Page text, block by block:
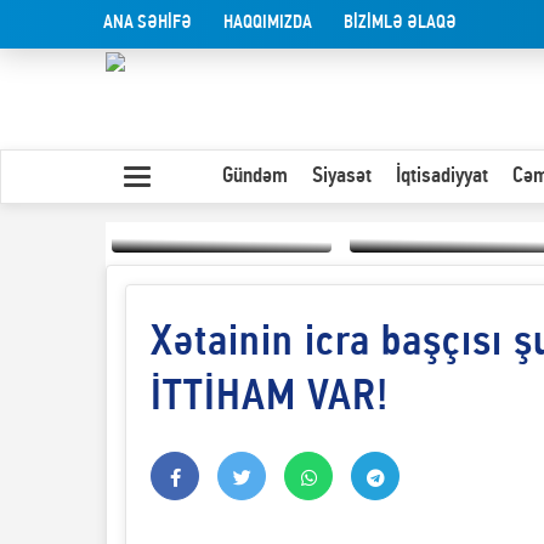
ANA SƏHİFƏ HAQQIMIZDA BİZİMLƏ ƏLAQƏ
Gündəm Siyasət İqtisadiyyat
Yaxın Şərqdəki
müharibənin qısa
təhlili
Olduğu kimi görünən
insan
Xətainin icra başçısı
İTTİHAM VAR!